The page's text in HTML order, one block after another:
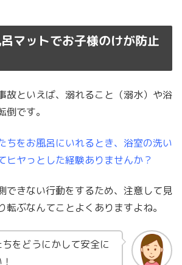
マットでお子様のけが防止
故といえば、溺れること（溺水）や浴
です。
ちをお風呂にいれるとき、浴室の洗い
ヒヤっとした経験ありませんか？
できない行動をするため、注意して見
転ぶなんてことよくありますよね。
をどうにかして安全に